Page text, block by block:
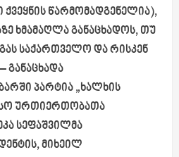
წარმომადგენელია),
ხმამაღლა განაცხადოს, თუ
საქართველო და რისკენ
განაცხადა
პარტია „ხალხის
ურთიერთობათა
სეფაშვილმა
მიხეილ